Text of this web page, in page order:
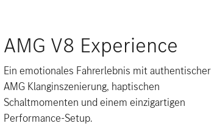
AMG V8 Experience
Ein emotionales Fahrerlebnis mit authentischer
AMG Klanginszenierung, haptischen
Schaltmomenten und einem einzigartigen
Performance-Setup.